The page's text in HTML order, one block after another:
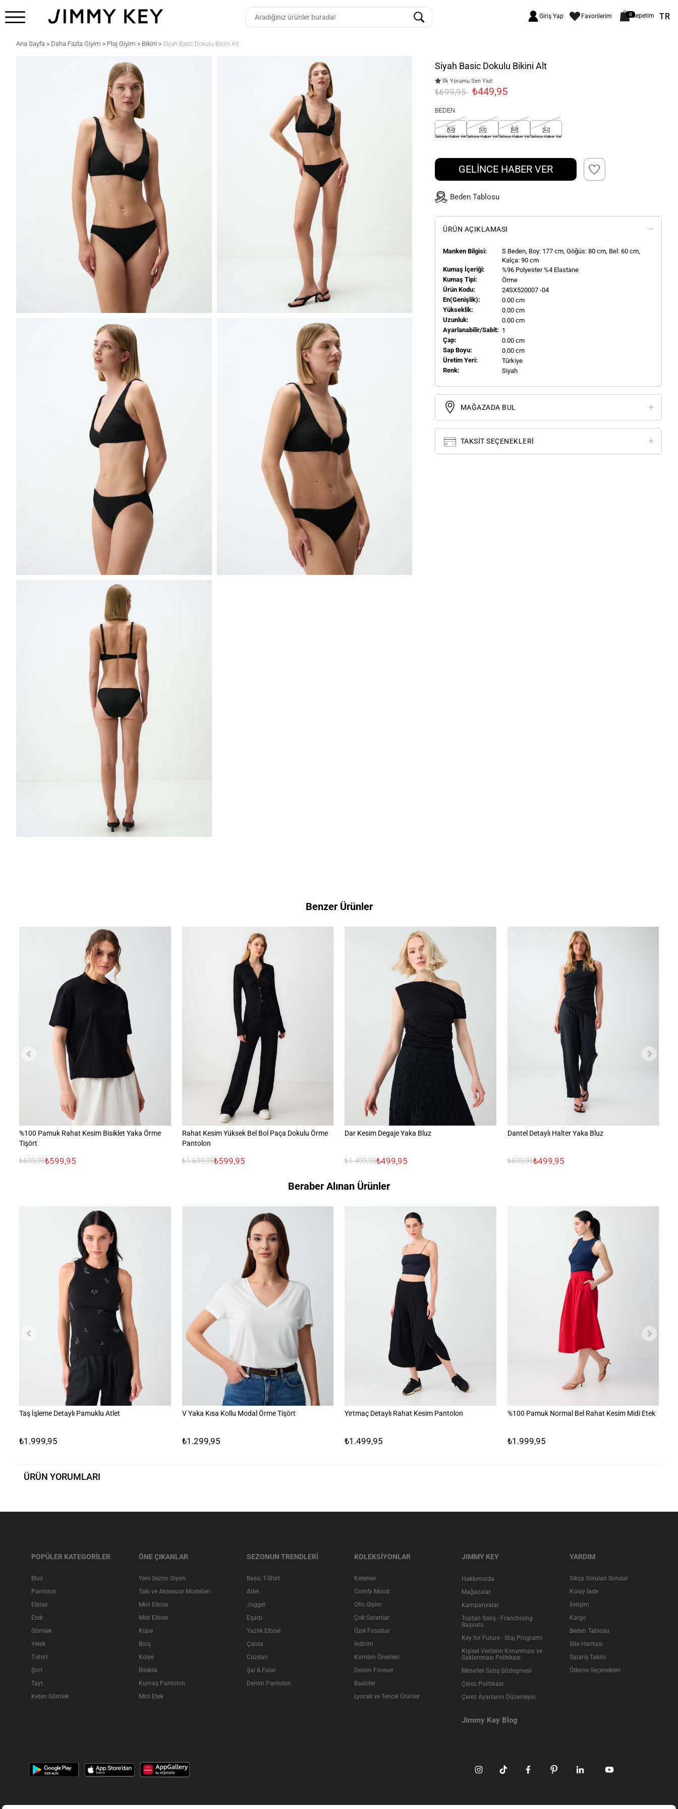
Giriş Yap Favorilerim 0Sepetim TR
Ana Sayfa > Daha Fazla Giyim > Plaj Giyim > Bikini > Siyah Basic Dokulu Bikini Alt
Siyah Basic Dokulu Bikini Alt
İlk Yorumu Sen Yaz!
₺699,95 ₺449,95
BEDEN
XS
Gelince Haber Ver
S
Gelince Haber Ver
M
Gelince Haber Ver
L
Gelince Haber Ver
GELİNCE HABER VER
Beden Tablosu
ÜRÜN AÇIKLAMASI
Manken Bilgisi: S Beden, Boy: 177 cm, Göğüs: 80 cm, Bel: 60 cm,
Kalça: 90 cm
Kumaş İçeriği:
%96 Polyester %4 Elastane
Kumaş Tipi:
Örme
Ürün Kodu:
24SX520007 -04
En(genişlik):
0.00 cm
Yükseklik:
0.00 cm
Uzunluk:
0.00 cm
Ayarlanabilir/Sabit: 1
Çap:
0.00 cm
Sap Boyu:
0.00 cm
Üretim Yeri:
Türkiye
Renk:
Siyah
MAĞAZADA BUL
TAKSIT SEÇENEKLERI
Benzer Ürünler
%100 Pamuk Rahat Kesim Bisiklet Yaka Örme
Tişört
₺699,95₺599,95
Rahat Kesim Yüksek Bel Bol Paça Dokulu Örme
Pantolon
₺1.699,95₺599,95
Dar Kesim Degaje Yaka Bluz
₺1.499,95₺499,95
Dantel Detaylı Halter Yaka Bluz
₺699,95₺499,95
Beraber Alınan Ürünler
Taş İşleme Detaylı Pamuklu Atlet
₺1.999,95
V Yaka Kısa Kollu Modal Örme Tişört
₺1.299,95
Yırtmaç Detaylı Rahat Kesim Pantolon
₺1.499,95
%100 Pamuk Normal Bel Rahat Kesim Midi Etek
₺1.999,95
ÜRÜN YORUMLARI
POPÜLER KATEGORİLER
Bluz
Pantolon
Elbise
Etek
Gömlek
Yelek
T-shirt
Şort
Tayt
Keten Gömlek
ÖNE ÇIKANLAR
Yeni Sezon Giyim
Takı ve Aksesuar Modelleri
Mini Elbise
Midi Elbise
Küpe
Broş
Kolye
Bileklik
Kumaş Pantolon
Mini Etek
SEZONUN TRENDLERİ
Basic T-Shirt
Atlet
Jogger
Eşarp
Yazlık Elbise
Çanta
Cüzdan
Şal & Fular
Denim Pantolon
KOLEKSİYONLAR
Ketenler
Comfy Mood
Ofis Giyim
Çok Satanlar
Özel Fırsatlar
İndirim
Kombin Önerileri
Denim Forever
Basicler
Lyocell ve Tencel Ürünler
JIMMY KEY
Hakkımızda
Mağazalar
Kampanyalar
Toptan Satış - Franchising
Başvuru
Key for Future - Staj Programı
Kişisel Verilerin Korunması ve
Saklanması Politikası
Mesafeli Satış Sözleşmesi
Çerez Politikası
Çerez Ayarlarını Düzenleyin
Jimmy Key Blog
YARDIM
Sıkça Sorulan Sorular
Kolay İade
İletişim
Kargo
Beden Tablosu
Site Haritası
Sipariş Takibi
Ödeme Seçenekleri